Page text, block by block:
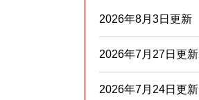
2026年8月3日更新
2026年7月27日更新
2026年7月24日更新